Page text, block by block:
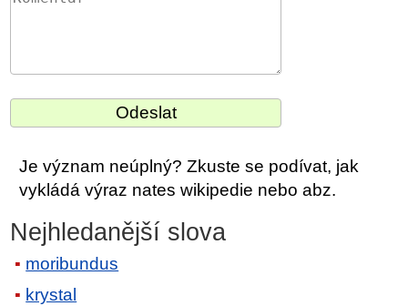
Je význam neúplný? Zkuste se podívat, jak
vykládá výraz nates wikipedie nebo abz.
Nejhledanější slova
moribundus
krystal